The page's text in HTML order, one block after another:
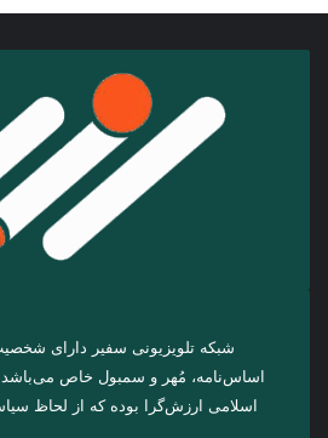
شبکه تلویزیونی سفیر دارای
اساس‌نامه، مُهر و سمبول خاص می‌باشد
اسلامی ارزش‌گرا بوده که از لحاظ